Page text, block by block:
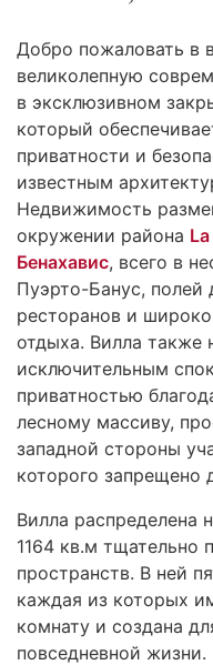
Добро пожаловать в
великолепную
в эксклюзивном
который
приватности и
известным
Недвижимость
окружении района
Бенахавис, всего в
Пуэрто-Банус, полей
ресторанов и
отдыха. Вилла также
исключительным
приватностью
лесному массиву,
западной стороны
которого запрещено
Вилла распределена
1164 кв.м тщательно
пространств. В ней
каждая из которых
комнату и создана
повседневной жизни.